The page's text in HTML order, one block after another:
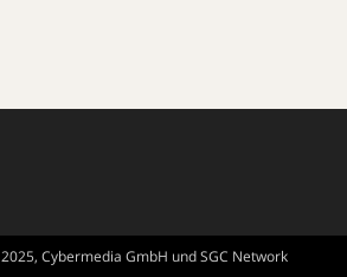
Cybermedia GmbH und SGC Network